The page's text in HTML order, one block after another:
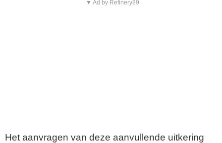
▼ Ad by Refinery89
Het aanvragen van deze aanvullende uitkering